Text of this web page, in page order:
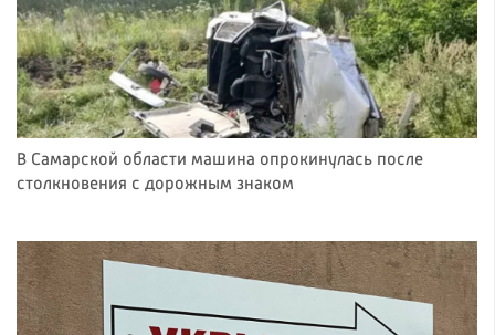
В Самарской области машина опрокинулась после
столкновения с дорожным знаком